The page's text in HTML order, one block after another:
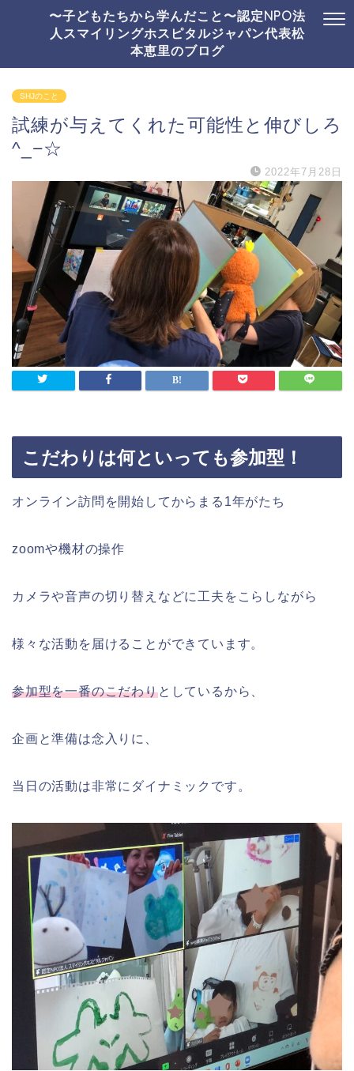
〜子どもたちから学んだこと〜認定NPO法
人スマイリングホスピタルジャパン代表松
本恵里のブログ
SHJのこと
試練が与えてくれた可能性と伸びしろ
^_−☆
2022年7月28日
こだわりは何といっても参加型！
オンライン訪問を開始してからまる1年がたち
zoomや機材の操作
カメラや音声の切り替えなどに工夫をこらしながら
様々な活動を届けることができています。
参加型を一番のこだわりとしているから、
企画と準備は念入りに、
当日の活動は非常にダイナミックです。